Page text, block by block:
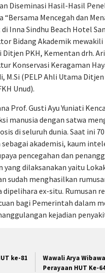
Diseminasi Hasil-Hasil
“Bersama Mencegah dan
Inna Sindhu Beach Hotel
Bidang Akademik
PKH, Kementan drh.
Konservasi Keragaman
M.Si (PELP Ahli Utama
Unud).
Prof. Gusti Ayu Yuniati
manusia dengan satwa
di seluruh dunia. Saat ini
akademisi, kaum
pencegahan dan
yang dilaksanakan yaitu
sudah menghasilkan
dipelihara ex-situ. Rumusan
bagi Pemerintah dalam
kejadian
ke-81
Wawali Arya
Perayaan HUT Ke-